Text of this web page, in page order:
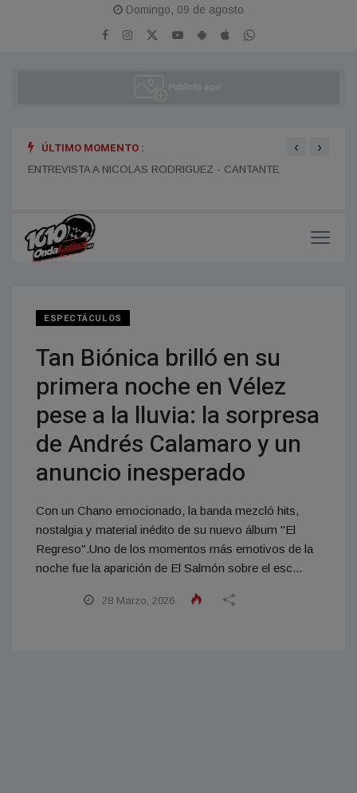
Domingo, 09 de agosto
ÚLTIMO MOMENTO :
ENTREVISTA A DANIEL DARTIGUELONGUE - FUNDADOR DE
‹ ›
ESPECTÁCULOS
Tan Biónica brilló en su
primera noche en Vélez
pese a la lluvia: la sorpresa
de Andrés Calamaro y un
anuncio inesperado
Con un Chano emocionado, la banda mezcló hits,
nostalgia y material inédito de su nuevo álbum "El
Regreso".Uno de los momentos más emotivos de la
noche fue la aparición de El Salmón sobre el esc...
28 Marzo, 2026